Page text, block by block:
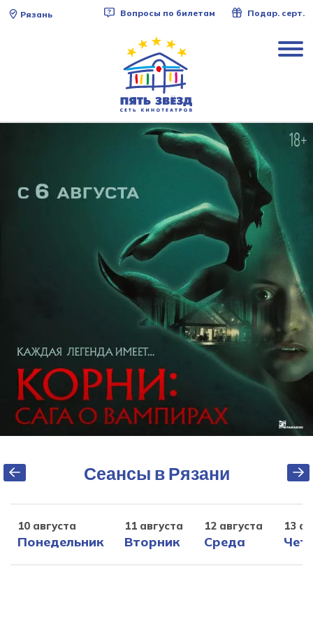
Рязань Вопросы по билетам Подар. серт.
Сеансы в Рязани
10 августа
Понедельник
11 августа
Вторник
12 августа
Среда
13